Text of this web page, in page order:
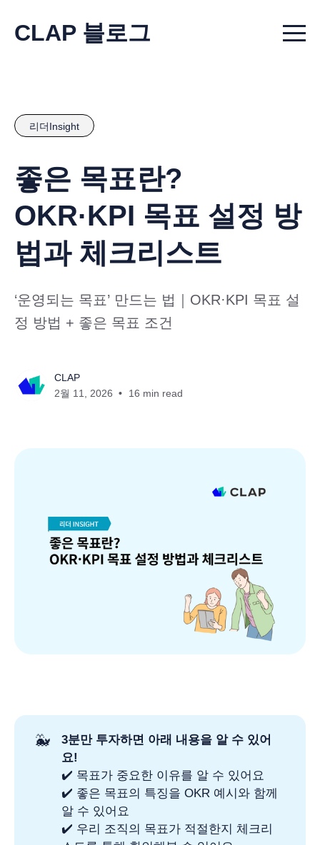
CLAP 블로그 Menu
리더Insight
좋은 목표란?
OKR·KPI 목표 설정 방
법과 체크리스트
‘운영되는 목표’ 만드는 법｜OKR·KPI 목표 설
정 방법 + 좋은 목표 조건
CLAP
2월 11, 2026
16 min read
🐳
3분만 투자하면 아래 내용을 알 수 있어
요!
✔️ 목표가 중요한 이유를 알 수 있어요
✔️ 좋은 목표의 특징을 OKR 예시와 함께
알 수 있어요
✔️ 우리 조직의 목표가 적절한지 체크리